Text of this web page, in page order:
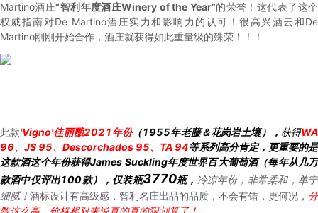
Martino酒庄“智利年度酒庄Winery of the Year”的荣誉！这代表了这个
权威指南对De Martino酒庄实力和影响力的认可！很高兴酒云和De
Martino刚刚开始合作，酒庄就获得如此重量级的殊荣！！！
此款'Vigno'佳丽酿2021年份（1955年老藤＆花岗岩土壤）， 获得WA
96、JS 95、Descorchados 95、TA 94等系列高分肯定，更重要的是
这款酒这个年份获得James Suckling年度世界百大葡萄酒（每年从几万
款酒中仅评出100款），仅装瓶3770瓶， 冷凉年份，非常柔和，单宁
细腻！ 酒标设计有高级感，智利名庄出品的品质，不会有错，更何况， 分
数这么高，价格相对来说真的真的狠划算了！